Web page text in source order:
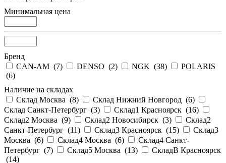
Минимальная цена
Бренд
CAN-AM (7) DENSO (2) NGK (38)
POLARIS
(6)
Наличие на складах
Склад Москва (8) Склад Нижний Новгород (6)
Склад Санкт-Петербург (3) Склад1 Красноярск (16)
Склад2 Москва (9) Склад2 Новосибирск (3)
Склад2
Санкт-Петербург (11) Склад3 Красноярск (15)
Склад3
Москва (6) Склад4 Москва (6)
Склад4 Санкт-
Петербург (7) Склад5 Москва (13)
СкладВ Красноярск
(14)